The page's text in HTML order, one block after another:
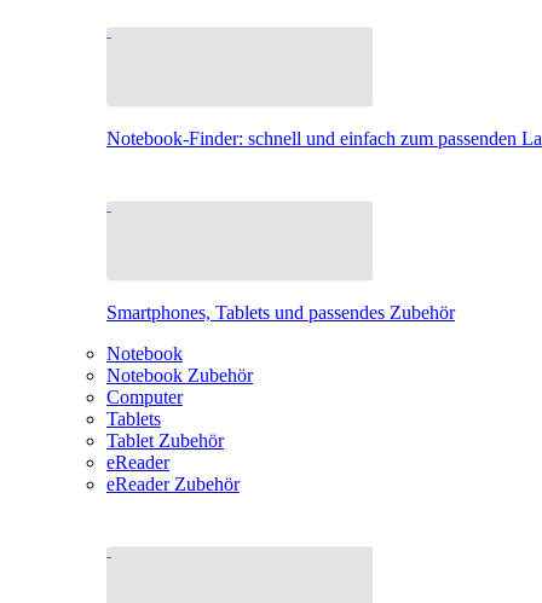
Notebook-Finder: schnell und einfach zum passenden
Smartphones, Tablets und passendes Zubehör
Notebook
Notebook Zubehör
Computer
Tablets
Tablet Zubehör
eReader
eReader Zubehör